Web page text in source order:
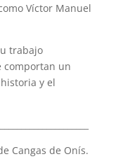
Víctor Manuel
trabajo
comportan un
y el
Cangas de Onís.